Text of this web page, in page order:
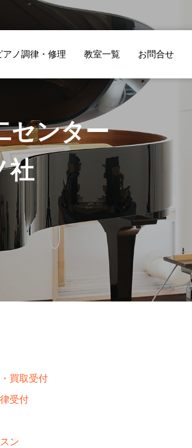
アノ調律・修理 教室一覧 お問合せ
センター
社
買取受付
受付
ン